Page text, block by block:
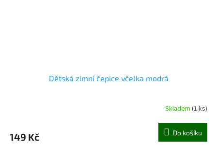
Dětská zimní čepice včelka modrá
Skladem (1 ks)
149 Kč Do košíku